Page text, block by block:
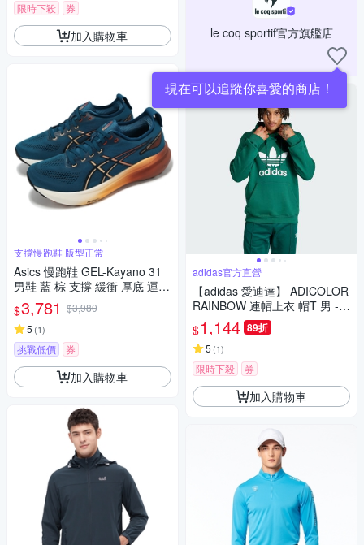
限時下殺 券
加入購物車
支撐慢跑鞋 版型正常
Asics 慢跑鞋 GEL-Kayano 31
男鞋 藍 棕 支撐 緩衝 厚底 運動
鞋 亞瑟士 1011B867402
$3,781 $3,980
5 (1)
挑戰低價 券
加入購物車
le coq sportif官方旗艦店
現在可以追蹤你喜愛的商店！
adidas官方直營
【adidas 愛迪達】 ADICOLOR
RAINBOW 連帽上衣 帽T 男 -
Originals IM9407
$1,144 89折
5 (1)
限時下殺 券
加入購物車